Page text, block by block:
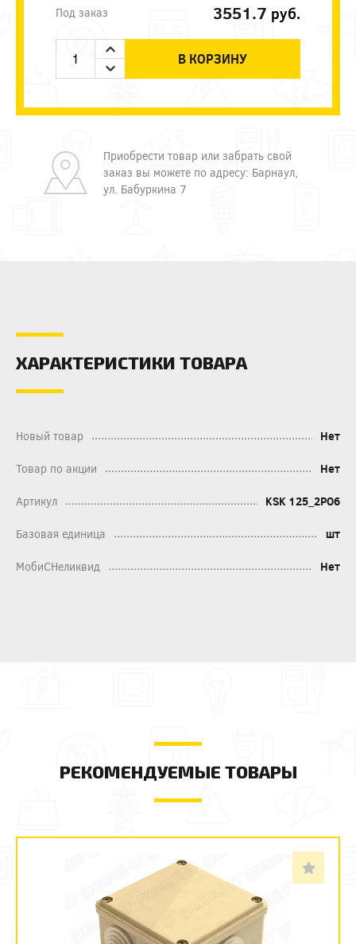
Под заказ 3551.7 руб.
В КОРЗИНУ
Приобрести товар или забрать свой
заказ вы можете по адресу: Барнаул,
ул. Бабуркина 7
ХАРАКТЕРИСТИКИ ТОВАРА
Новый товар Нет
Товар по акции Нет
Артикул KSK 125_2PO6
Базовая единица шт
МобиСНеликвид Нет
РЕКОМЕНДУЕМЫЕ ТОВАРЫ